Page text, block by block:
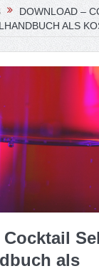
DOWNLOAD –
ALS
als